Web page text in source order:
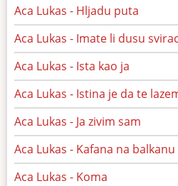
Aca Lukas - Hljadu puta
Aca Lukas - Imate li dusu
Aca Lukas - Ista kao ja
Aca Lukas - Istina je da te
Aca Lukas - Ja zivim sam
Aca Lukas - Kafana na balkanu
Aca Lukas - Koma